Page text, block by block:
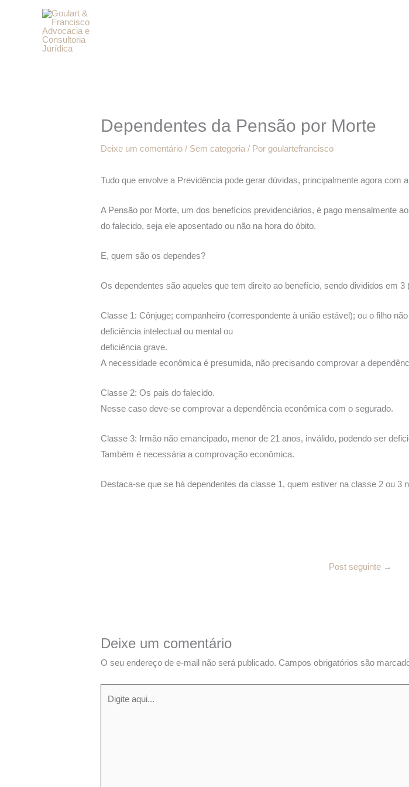
Dependentes da Pensão por Morte
Deixe um comentário / Sem categoria / Porgoulartefrancisco
Tudo que envolve a Previdência pode gerar dúvidas, principalmente agora com
A Pensão por Morte, um dos benefícios previdenciários, é pago mensalmente
do falecido, seja ele aposentado ou não na hora do óbito.
E, quem são os dependes?
Os dependentes são aqueles que tem direito ao benefício, sendo divididos em 3
Classe 1: Cônjuge; companheiro (correspondente à união estável); ou o filho
deficiência intelectual ou mental ou
deficiência grave.
A necessidade econômica é presumida, não precisando comprovar a
Classe 2: Os pais do falecido.
Nesse caso deve-se comprovar a dependência econômica com o segurado.
Classe 3: Irmão não emancipado, menor de 21 anos, inválido, podendo ser
Também é necessária a comprovação econômica.
Destaca-se que se há dependentes da classe 1, quem estiver na classe 2 ou 3
Post seguinte →
Deixe um comentário
O seu endereço de e-mail não será publicado. Campos obrigatórios são
aqui...